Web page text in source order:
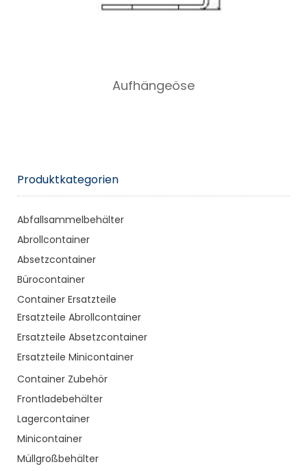
Aufhängeöse
Produktkategorien
Abfallsammelbehälter
Abrollcontainer
Absetzcontainer
Bürocontainer
Container Ersatzteile
Ersatzteile Abrollcontainer
Ersatzteile Absetzcontainer
Ersatzteile Minicontainer
Container Zubehör
Frontladebehälter
Lagercontainer
Minicontainer
Müllgroßbehälter